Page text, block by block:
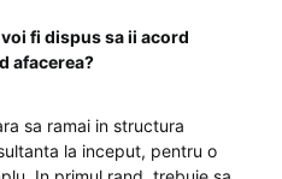
fi dispus sa ii acord
afacerea?
sa ramai in structura
la inceput, pentru o